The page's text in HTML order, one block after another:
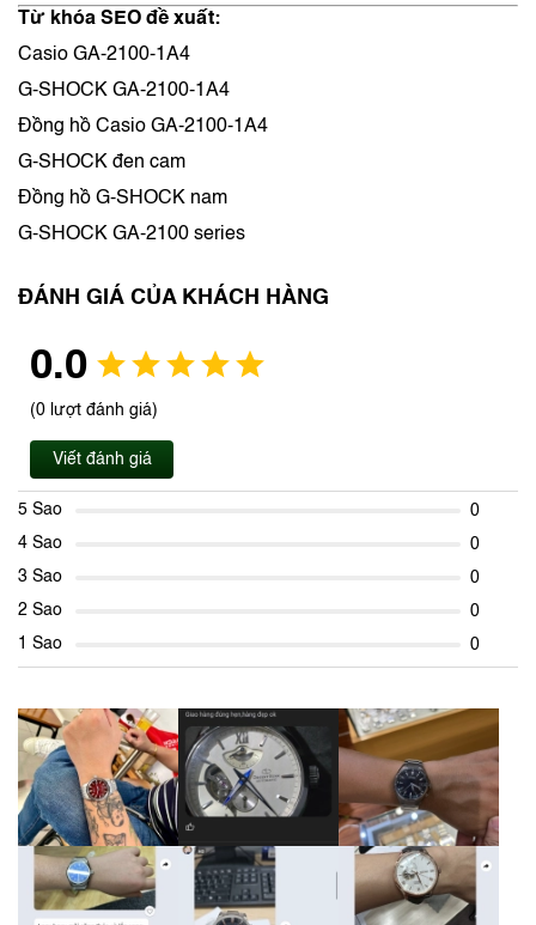
Từ khóa SEO đề xuất:
Casio GA-2100-1A4
G-SHOCK GA-2100-1A4
Đồng hồ Casio GA-2100-1A4
G-SHOCK đen cam
Đồng hồ G-SHOCK nam
G-SHOCK GA-2100 series
ĐÁNH GIÁ CỦA KHÁCH HÀNG
0.0
(0 lượt đánh giá)
Viết đánh giá
5 Sao
0
4 Sao
0
3 Sao
0
2 Sao
0
1 Sao
0